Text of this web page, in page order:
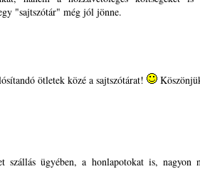
"sajtszótár" még jól jönne.
ötletek közé a sajtszótárat!
szállás ügyében, a honlapotokat is, nagyon